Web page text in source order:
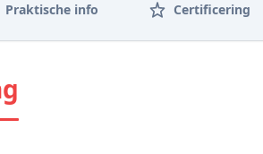
Praktische info Certificering